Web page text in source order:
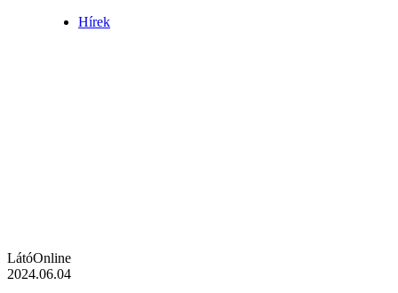
Hírek
LátóOnline
2024.06.04